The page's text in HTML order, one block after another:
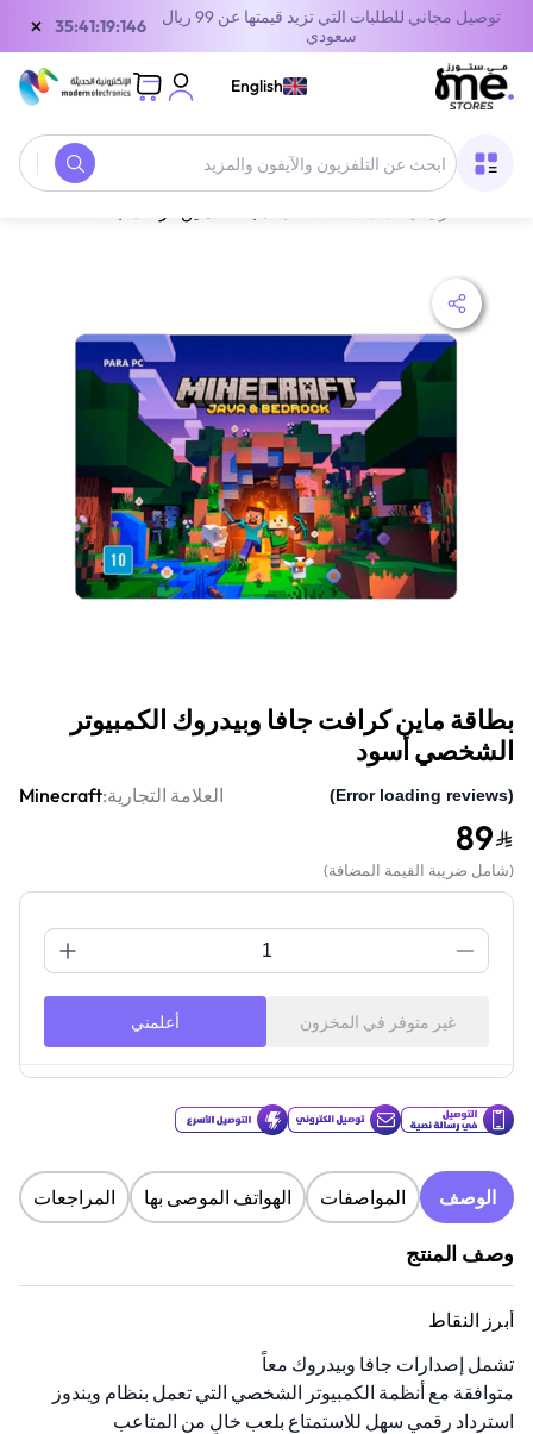
توصيل مجاني للطلبات التي تزيد قيمتها عن 99 ريال
سعودي
35:41:19:146
×
English
بطاقة ماين كرافت جافا وبيدروك الكمبيوتر
الشخصي أسود
(Error loading reviews) العلامة التجارية:Minecraft
89
(شامل ضريبة القيمة المضافة)
غير متوفر في المخزون أعلمني
الوصف المواصفات الهواتف الموصى بها المراجعات
وصف المنتج
أبرز النقاط
تشمل إصدارات جافا وبيدروك معاً
متوافقة مع أنظمة الكمبيوتر الشخصي التي تعمل بنظام ويندوز
استرداد رقمي سهل للاستمتاع بلعب خالٍ من المتاعب